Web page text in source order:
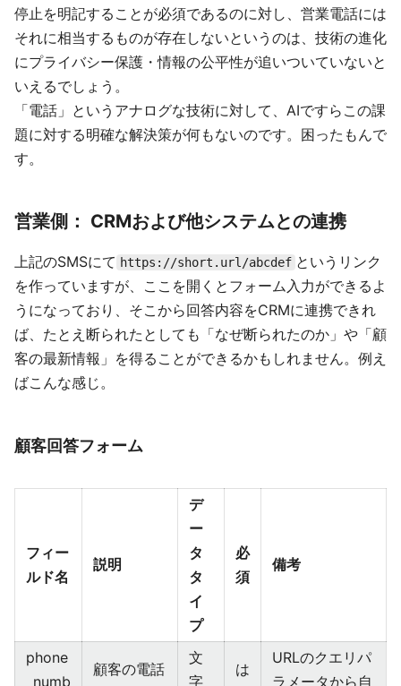
停止を明記することが必須であるのに対し、営業電話には
それに相当するものが存在しないというのは、技術の進化
にプライバシー保護・情報の公平性が追いついていないと
いえるでしょう。
「電話」というアナログな技術に対して、AIですらこの課
題に対する明確な解決策が何もないのです。困ったもんで
す。
営業側： CRMおよび他システムとの連携
上記のSMSにて https://short.url/abcdef というリンク
を作っていますが、ここを開くとフォーム入力ができるよ
うになっており、そこから回答内容をCRMに連携できれ
ば、たとえ断られたとしても「なぜ断られたのか」や「顧
客の最新情報」を得ることができるかもしれません。例え
ばこんな感じ。
顧客回答フォーム
フィー
ルド名
説明
デ
ー
タ
タ
イ
プ
必
須
備考
phone
_numb
顧客の電話
文
字
は
URLのクエリパ
ラメータから自